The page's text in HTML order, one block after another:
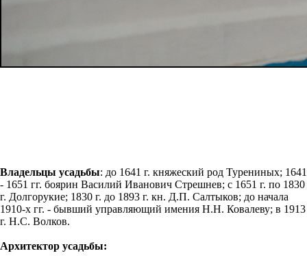
Владельцы усадьбы: до 1641 г. княжеский род Турениных; 1641
- 1651 гг. боярин Василий Иванович Стрешнев; с 1651 г. по 1830
г. Долгорукие; 1830 г. до 1893 г. кн. Д.П. Салтыков; до начала
1910-х гг. - бывший управляющий имения Н.Н. Ковалеву; в 1913
г. Н.С. Волков.
Архитектор усадьбы: